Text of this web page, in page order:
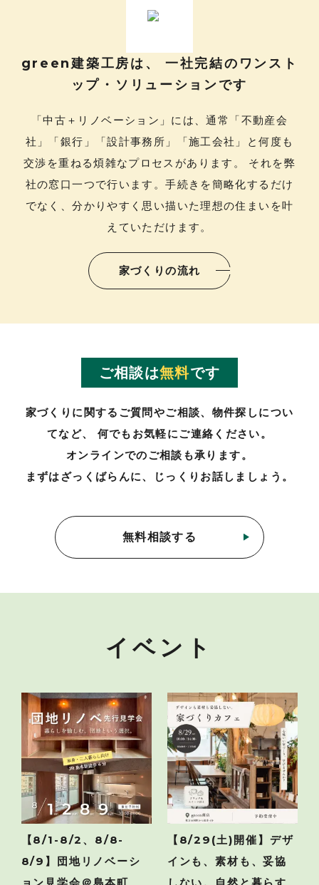
green建築工房は、 一社完結のワンスト
ップ・ソリューションです
「中古＋リノベーション」には、通常「不動産会
社」「銀行」「設計事務所」「施工会社」と何度も
交渉を重ねる煩雑なプロセスがあります。 それを弊
社の窓口一つで行います。手続きを簡略化するだけ
でなく、分かりやすく思い描いた理想の住まいを叶
えていただけます。
家づくりの流れ
ご相談は無料です
家づくりに関するご質問やご相談、物件探しについ
てなど、
何でもお気軽にご連絡ください。
オンラインでのご相談も承ります。
まずはざっくばらんに、じっくりお話しましょう。
無料相談する
イベント
【8/1-8/2、8/8-
8/9】団地リノベーシ
【8/29(土)開催】デザ
インも、素材も、妥協